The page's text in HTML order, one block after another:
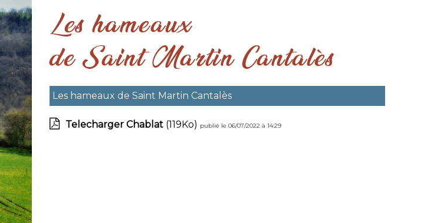
Les hameaux
de Saint Martin Cantalès
Les hameaux de Saint Martin Cantalès
Telecharger Chablat (119Ko) publié le 06/07/2022 à 14:29